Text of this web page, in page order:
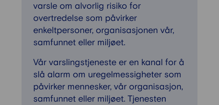
varsle om alvorlig risiko for
overtredelse som påvirker
enkeltpersoner, organisasjonen vår,
samfunnet eller miljøet.
Vår varslingstjeneste er en kanal for å
slå alarm om uregelmessigheter som
påvirker mennesker, vår organisasjon,
samfunnet eller miljøet. Tjenesten